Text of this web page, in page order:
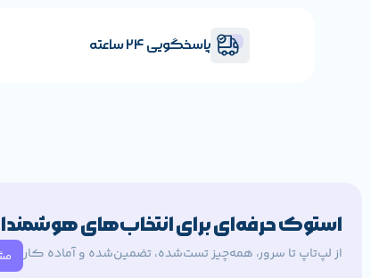
پاسخگویی 24 ساعته
استوک حرفه‌ای برای انتخاب‌های
از لپ‌تاپ تا سرور، همه‌چیز تست‌شده، تضمین‌شده و آماده کار